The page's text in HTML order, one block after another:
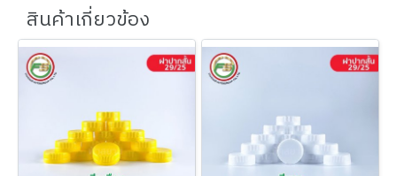
สินค้าเกี่ยวข้อง